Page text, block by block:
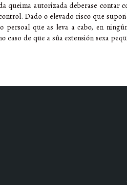
queima autorizada deberase contar
Dado o elevado risco que
persoal que as leva a cabo, en
caso de que a súa extensión sexa